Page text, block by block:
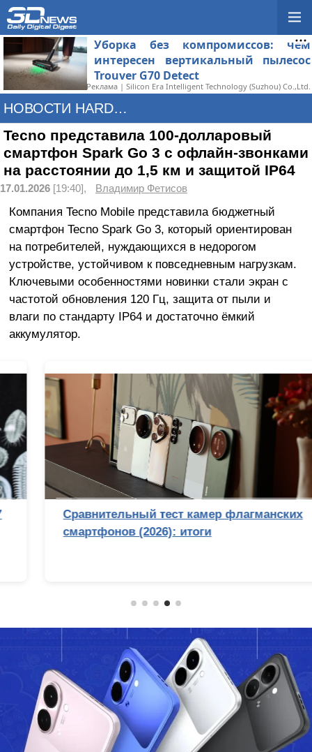
Уборка без компромиссов: чем
интересен вертикальный пылесос
Trouver G70 Detect
Реклама | Silicon Era Intelligent Technology (Suzhou) Co.,Ltd.
НОВОСТИ HARDWARE
Tecno представила 100-долларовый
смартфон Spark Go 3 с офлайн-звонками
на расстоянии до 1,5 км и защитой IP64
17.01.2026 [19:40], Владимир Фетисов
Компания Tecno Mobile представила бюджетный
смартфон Tecno Spark Go 3, который ориентирован
на потребителей, нуждающихся в недорогом
устройстве, устойчивом к повседневным нагрузкам.
Ключевыми особенностями новинки стали экран с
частотой обновления 120 Гц, защита от пыли и
влаги по стандарту IP64 и достаточно ёмкий
аккумулятор.
Сравнительный тест камер флагманских
смартфонов (2026): итоги